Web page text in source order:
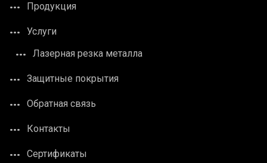
Продукция
Услуги
Лазерная резка металла
Защитные покрытия
Обратная связь
Контакты
Сертификаты